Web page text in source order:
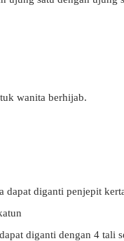
wanita berhijab.
dapat diganti penjepit
diganti dengan 4 tali